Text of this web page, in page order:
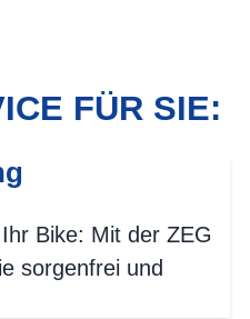
FÜR SIE:
Bike: Mit der ZEG
sorgenfrei und